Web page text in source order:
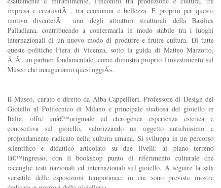
impresa e creativitÃ , tra economia e bellezza. E proprio per questo
motivo diventerÃ uno degli attrattori strutturali della Basilica
Palladiana, contribuendo a confermarla in modo stabile tra i luoghi
internazionali di un nuovo modo di produrre e fruire cultura. Di tutte
queste politiche Fiera di Vicenza, sotto la guida di Matteo Marzotto,
Â Ã¨ un partner fondamentale, come dimostra proprio l'investimento sul
Museo che inauguriamo quest'oggiÂ».
Il Museo, curato e diretto da Alba Cappellieri, Professore di Design del
Gioiello al Politecnico di Milano e principale studiosa del gioiello in
Italia, offre unâ€™originale ed eterogenea esperienza estetica e
conoscitiva sul gioiello, valorizzando un oggetto antichissimo e
profondamente radicato nella cultura umana. Si sviluppa in un percorso
scientifico e didattico articolato su due livelli: al piano terreno
lâ€™ingresso, con il bookshop punto di riferimento culturale che
raccoglie testi nazionali ed internazionali sul gioiello. A seguire la sala
versatile delle esposizioni temporanee, in cui sono previste mostre